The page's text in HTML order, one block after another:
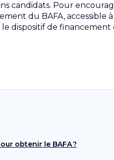
candidats. Pour
du BAFA, accessible
dispositif de
obtenir le BAFA ?